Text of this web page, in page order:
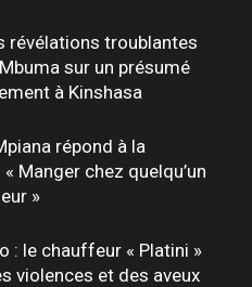
révélations troublantes
sur un présumé
à Kinshasa
répond à la
Manger chez quelqu’un
»
: le chauffeur « Platini »
violences et des aveux